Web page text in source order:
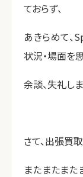
ておらず、
あきらめて、
状況・場面を
余談、失礼し
さて、出張買取
またまたまた